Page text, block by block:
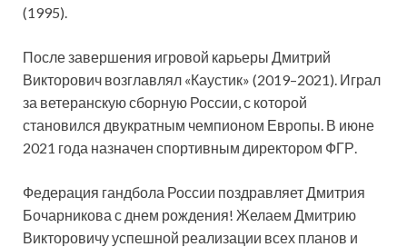
(1995).
После завершения игровой карьеры Дмитрий
Викторович возглавлял «Каустик» (2019–2021). Играл
за ветеранскую сборную России, с которой
становился двукратным чемпионом Европы. В июне
2021 года назначен спортивным директором ФГР.
Федерация гандбола России поздравляет Дмитрия
Бочарникова с днем рождения! Желаем Дмитрию
Викторовичу успешной реализации всех планов и